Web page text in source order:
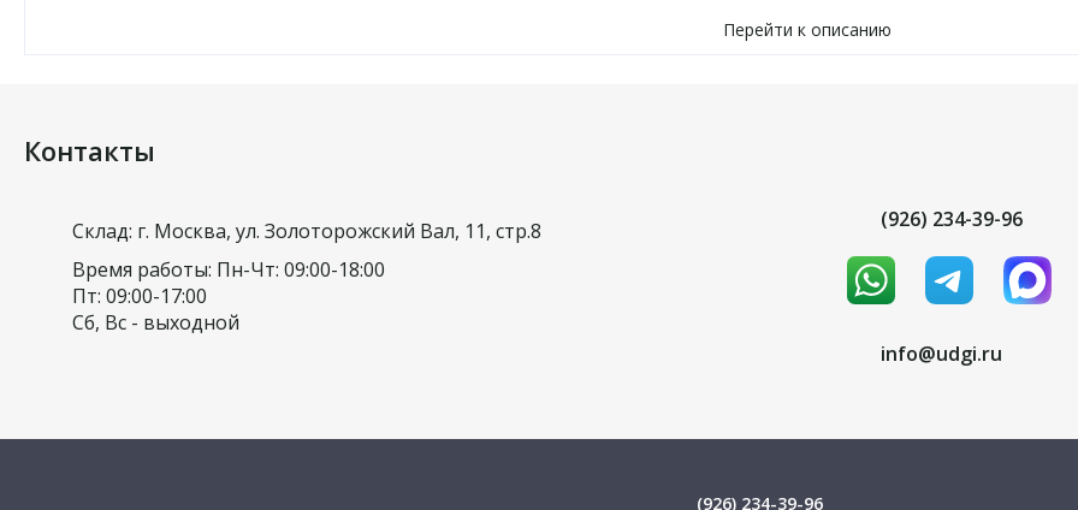
Перейти к описанию
Контакты
Склад: г. Москва, ул. Золоторожский Вал, 11, стр.8
Время работы: Пн-Чт: 09:00-18:00
Пт: 09:00-17:00
Сб, Вс - выходной
(926) 234-39-96
info@udgi.ru
(926) 234-39-96